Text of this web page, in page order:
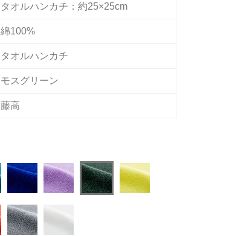
タオルハンカチ：約25×25cm
綿100%
タオルハンカチ
モスグリーン
藤高